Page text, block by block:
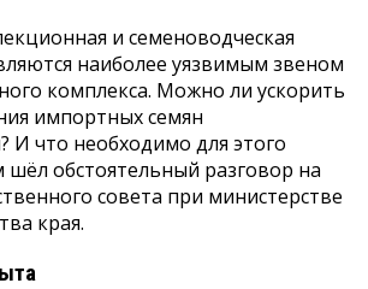
и семеноводческая
наиболее уязвимым звеном
комплекса. Можно ли ускорить
импортных семян
И что необходимо для этого
шёл обстоятельный разговор на
совета при министерстве
края.